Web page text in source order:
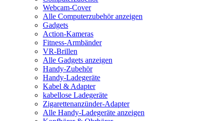
Webcam-Cover
Alle Computerzubehör anzeigen
Gadgets
Action-Kameras
Fitness-Armbänder
VR-Brillen
Alle Gadgets anzeigen
Handy-Zubehör
Handy-Ladegeräte
Kabel & Adapter
kabellose Ladegeräte
Zigarettenanzünder-Adapter
Alle Handy-Ladegeräte anzeigen